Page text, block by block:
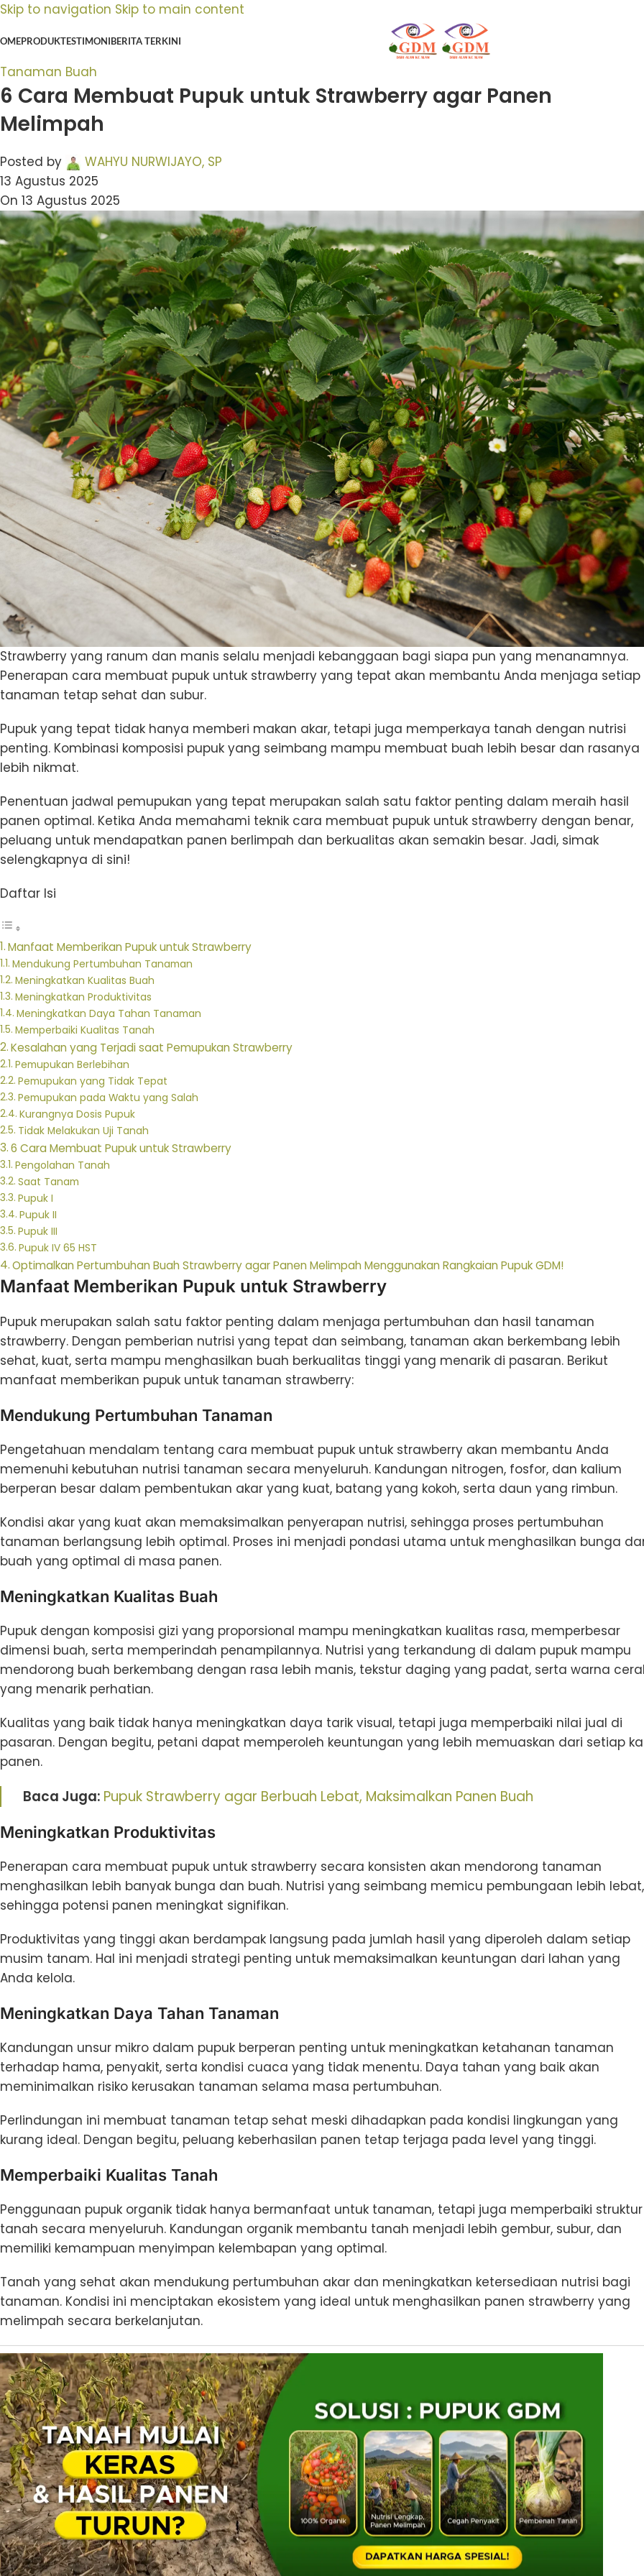
Skip to navigation Skip to main content
PRODUKTESTIMONIBERITA TERKINI
Tanaman Buah
6 Cara Membuat Pupuk untuk Strawberry agar Panen
Melimpah
Posted by
WAHYU NURWIJAYO, SP
13 Agustus 2025
On 13 Agustus 2025
Strawberry yang ranum dan manis selalu menjadi kebanggaan bagi siapa pun yang menanamnya.
Penerapan cara membuat pupuk untuk strawberry yang tepat akan membantu Anda menjaga setiap
tanaman tetap sehat dan subur.
Pupuk yang tepat tidak hanya memberi makan akar, tetapi juga memperkaya tanah dengan nutrisi
penting. Kombinasi komposisi pupuk yang seimbang mampu membuat buah lebih besar dan rasanya
lebih nikmat.
Penentuan jadwal pemupukan yang tepat merupakan salah satu faktor penting dalam meraih hasil
panen optimal. Ketika Anda memahami teknik cara membuat pupuk untuk strawberry dengan benar,
peluang untuk mendapatkan panen berlimpah dan berkualitas akan semakin besar. Jadi, simak
selengkapnya di sini!
Daftar Isi
Manfaat Memberikan Pupuk untuk Strawberry
Mendukung Pertumbuhan Tanaman
Meningkatkan Kualitas Buah
Meningkatkan Produktivitas
Meningkatkan Daya Tahan Tanaman
Memperbaiki Kualitas Tanah
Kesalahan yang Terjadi saat Pemupukan Strawberry
Pemupukan Berlebihan
Pemupukan yang Tidak Tepat
Pemupukan pada Waktu yang Salah
Kurangnya Dosis Pupuk
Tidak Melakukan Uji Tanah
6 Cara Membuat Pupuk untuk Strawberry
Pengolahan Tanah
Saat Tanam
Pupuk I
Pupuk II
Pupuk III
Pupuk IV 65 HST
Optimalkan Pertumbuhan Buah Strawberry agar Panen Melimpah Menggunakan Rangkaian Pupuk GDM!
Manfaat Memberikan Pupuk untuk Strawberry
Pupuk merupakan salah satu faktor penting dalam menjaga pertumbuhan dan hasil tanaman
strawberry. Dengan pemberian nutrisi yang tepat dan seimbang, tanaman akan berkembang lebih
sehat, kuat, serta mampu menghasilkan buah berkualitas tinggi yang menarik di pasaran. Berikut
manfaat memberikan pupuk untuk tanaman strawberry:
Mendukung Pertumbuhan Tanaman
Pengetahuan mendalam tentang cara membuat pupuk untuk strawberry akan membantu Anda
memenuhi kebutuhan nutrisi tanaman secara menyeluruh. Kandungan nitrogen, fosfor, dan kalium
berperan besar dalam pembentukan akar yang kuat, batang yang kokoh, serta daun yang rimbun.
Kondisi akar yang kuat akan memaksimalkan penyerapan nutrisi, sehingga proses pertumbuhan
tanaman berlangsung lebih optimal. Proses ini menjadi pondasi utama untuk menghasilkan bunga
buah yang optimal di masa panen.
Meningkatkan Kualitas Buah
Pupuk dengan komposisi gizi yang proporsional mampu meningkatkan kualitas rasa, memperbesar
dimensi buah, serta memperindah penampilannya. Nutrisi yang terkandung di dalam pupuk mampu
mendorong buah berkembang dengan rasa lebih manis, tekstur daging yang padat, serta warna
yang menarik perhatian.
Kualitas yang baik tidak hanya meningkatkan daya tarik visual, tetapi juga memperbaiki nilai jual di
pasaran. Dengan begitu, petani dapat memperoleh keuntungan yang lebih memuaskan dari setiap
panen.
Baca Juga: Pupuk Strawberry agar Berbuah Lebat, Maksimalkan Panen Buah
Meningkatkan Produktivitas
Penerapan cara membuat pupuk untuk strawberry secara konsisten akan mendorong tanaman
menghasilkan lebih banyak bunga dan buah. Nutrisi yang seimbang memicu pembungaan lebih lebat,
sehingga potensi panen meningkat signifikan.
Produktivitas yang tinggi akan berdampak langsung pada jumlah hasil yang diperoleh dalam setiap
musim tanam. Hal ini menjadi strategi penting untuk memaksimalkan keuntungan dari lahan yang
Anda kelola.
Meningkatkan Daya Tahan Tanaman
Kandungan unsur mikro dalam pupuk berperan penting untuk meningkatkan ketahanan tanaman
terhadap hama, penyakit, serta kondisi cuaca yang tidak menentu. Daya tahan yang baik akan
meminimalkan risiko kerusakan tanaman selama masa pertumbuhan.
Perlindungan ini membuat tanaman tetap sehat meski dihadapkan pada kondisi lingkungan yang
kurang ideal. Dengan begitu, peluang keberhasilan panen tetap terjaga pada level yang tinggi.
Memperbaiki Kualitas Tanah
Penggunaan pupuk organik tidak hanya bermanfaat untuk tanaman, tetapi juga memperbaiki struktur
tanah secara menyeluruh. Kandungan organik membantu tanah menjadi lebih gembur, subur, dan
memiliki kemampuan menyimpan kelembapan yang optimal.
Tanah yang sehat akan mendukung pertumbuhan akar dan meningkatkan ketersediaan nutrisi bagi
tanaman. Kondisi ini menciptakan ekosistem yang ideal untuk menghasilkan panen strawberry yang
melimpah secara berkelanjutan.